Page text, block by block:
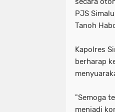
PJS
Tanoh
Kapolres
berharap
"Semoga
menjadi